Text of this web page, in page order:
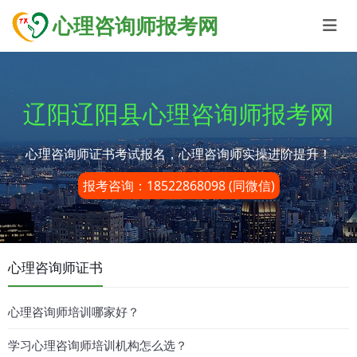
心理咨询师报考网
辽阳辽阳县心理咨询师报考网
心理咨询师证书考试报名，心理咨询师实操进阶提升！
报考咨询：18522868098 (同微信)
心理咨询师证书
心理咨询师培训哪家好？
学习心理咨询师培训机构怎么选？